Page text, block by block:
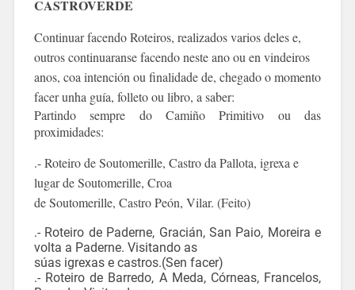
CASTROVERDE
Continuar facendo Roteiros, realizados varios deles e,
outros continuaranse facendo neste ano ou en vindeiros
anos, coa intención ou finalidade de, chegado o momento
facer unha guía, folleto ou libro, a saber:
Partindo sempre do Camiño Primitivo ou das
proximidades:
.- Roteiro de Soutomerille, Castro da Pallota, igrexa e
lugar de Soutomerille, Croa
de Soutomerille, Castro Peón, Vilar. (Feito)
.- Roteiro de Paderne, Gracián, San Paio, Moreira e
volta a Paderne. Visitando as
súas igrexas e castros.(Sen facer)
.- Roteiro de Barredo, A Meda, Córneas, Francelos,